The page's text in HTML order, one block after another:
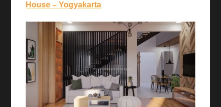
House – Yogyakarta